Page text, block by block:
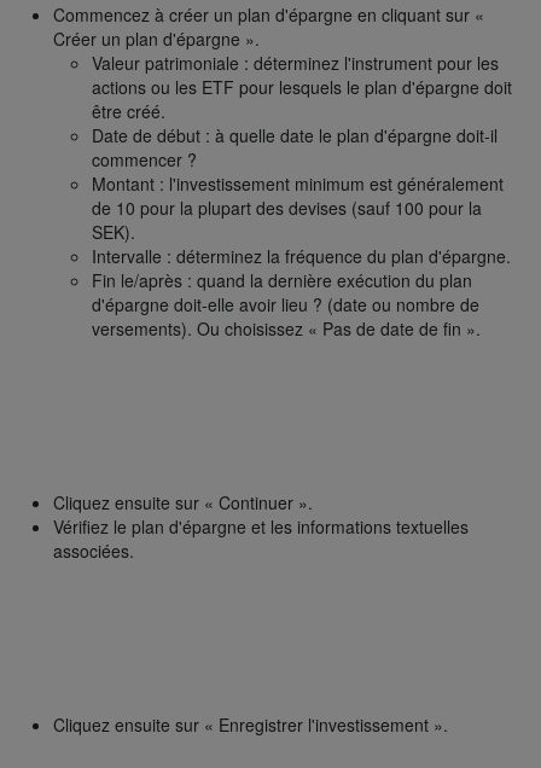
Commencez à créer un plan d'épargne en cliquant sur «
Créer un plan d'épargne ».
Valeur patrimoniale : déterminez l'instrument pour les
actions ou les ETF pour lesquels le plan d'épargne doit
être créé.
Date de début : à quelle date le plan d'épargne doit-il
commencer ?
Montant : l'investissement minimum est généralement
de 10 pour la plupart des devises (sauf 100 pour la
SEK).
Intervalle : déterminez la fréquence du plan d'épargne.
Fin le/après : quand la dernière exécution du plan
d'épargne doit-elle avoir lieu ? (date ou nombre de
versements). Ou choisissez « Pas de date de fin ».
Cliquez ensuite sur « Continuer ».
Vérifiez le plan d'épargne et les informations textuelles
associées.
Cliquez ensuite sur « Enregistrer l'investissement ».